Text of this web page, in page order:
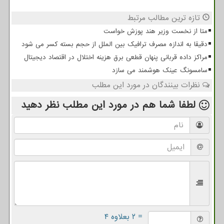
تازه ترین مطالب مرتبط
متا از نخست وزیر هند پوزش خواست
دقیقا به اندازه مصرف ترافیک بین الملل از حجم بسته کسر می شود
مراکز داده قربانی پنهان قطعی برق هزینه اختلال در اقتصاد دیجیتال
سامسونگ عینک هوشمند می سازد
نظرات بینندگان در مورد این مطلب
لطفا شما هم در مورد این مطلب نظر دهید
= ۲ بعلاوه ۴